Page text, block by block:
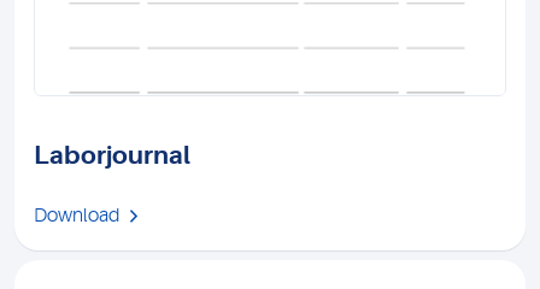
Laborjournal
Download